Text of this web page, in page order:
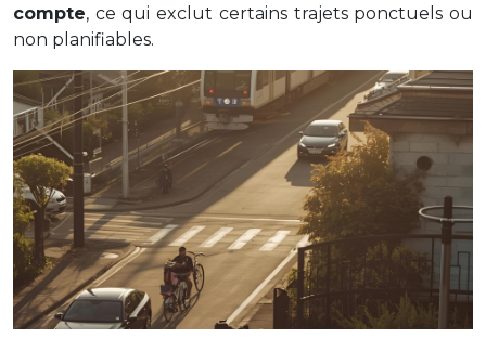
compte, ce qui exclut certains trajets ponctuels ou
non planifiables.